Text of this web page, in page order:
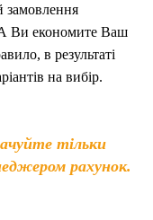
замовлення
Ви економите Ваш
в результаті
на вибір.
тільки
рахунок.